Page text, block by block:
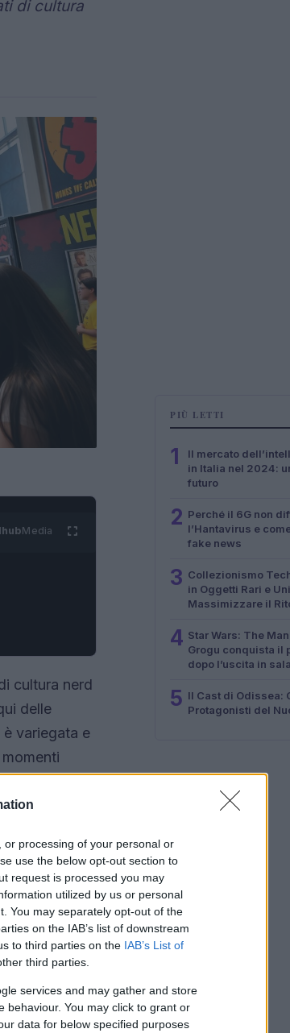
processing of your personal or
use the below opt-out section to
request is processed you may
utilized by us or personal
You may separately opt-out of the
on the IAB’s list of downstream
to third parties on the IAB’s List of
third parties.
services and may gather and store
behaviour. You may click to grant or
data for below specified purposes
di cultura
hubMedia
cultura nerd
delle
variegata e
PIÙ LETTI
1
Il mercato
in Italia nel 2024:
futuro
2 Perché il 6G non
l’Hantavirus e
fake news
3 Collezionismo
in Oggetti Rari e
Massimizzare il
4 Star Wars: The
Grogu conquista il
dopo l’uscita in sala
5 Il Cast di Odissea:
Protagonisti del